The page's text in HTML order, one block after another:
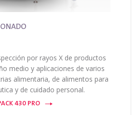
por rayos X de productos
medio y aplicaciones de varios
alimentaria, de alimentos para
y de cuidado personal.
430 PRO